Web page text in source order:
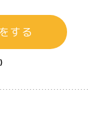
する